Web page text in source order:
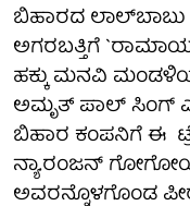
ಬಿಹಾರದ ಲಾಲ್‍ಬಾಬು
ಅಗರಬತ್ತಿಗೆ
ಹಕ್ಕು ಮನವಿ
ಅಮೃತ್ ಪಾಲ್ ಸಿಂಗ್
ಬಿಹಾರ ಕಂಪನಿಗೆ ಈ
ನ್ಯಾ.ರಂಜನ್
ಅವರನ್ನೊಳಗೊಂಡ